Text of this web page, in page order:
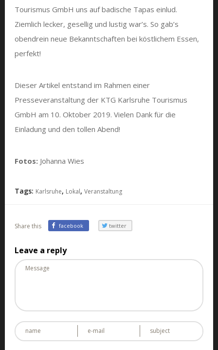
Tourismus GmbH uns auf badische Tapas einlud.
Ziemlich lecker, gesellig und lustig war’s. So gab’s
obendrein neue Bekanntschaften bei köstlichem Essen,
perfekt!
Dieser Artikel entstand im Rahmen einer
Presseveranstaltung der KTG Karlsruhe Tourismus
GmbH am 10. Oktober 2019. Vielen Dank für die
Einladung und den tollen Abend!
Fotos: Johanna Wies
Tags: Karlsruhe, Lokal, Veranstaltung
Share this facebook twitter
Leave a reply